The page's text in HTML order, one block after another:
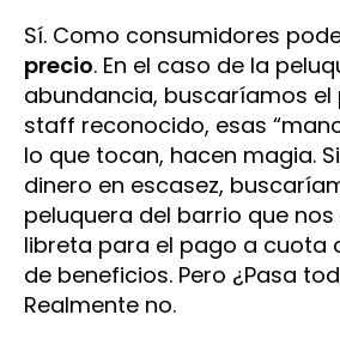
Sí. Como consumidores
precio. En el caso de la
abundancia, buscaríamos el
staff reconocido, esas
lo que tocan, hacen magia.
dinero en escasez,
peluquera del barrio que
libreta para el pago a cuota
de beneficios. Pero ¿Pasa
Realmente no.